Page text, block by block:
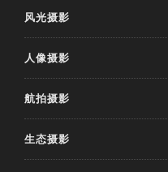
风光摄影
人像摄影
航拍摄影
生态摄影